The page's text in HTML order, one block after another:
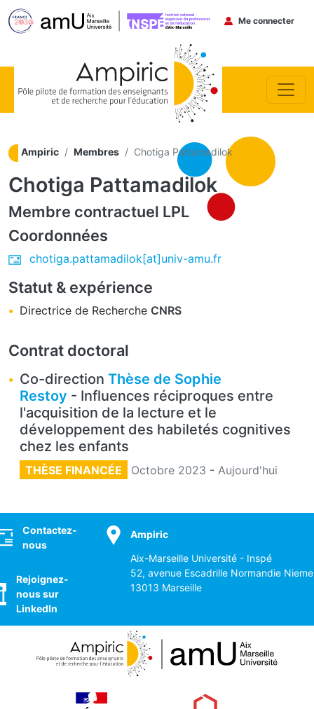
Menu du
Me connecter
Ampiric Membres Chotiga Pattamadilok
Chotiga Pattamadilok
Membre contractuel LPL
Coordonnées
chotiga.pattamadilok[at]univ-amu.fr
Statut & expérience
Directrice de Recherche CNRS
Contrat doctoral
Co-direction Thèse de Sophie
Restoy - Influences réciproques entre
l'acquisition de la lecture et le
développement des habiletés cognitives
chez les enfants
THÈSE FINANCÉE Octobre 2023 - Aujourd'hui
Contactez-
nous
Rejoignez-
nous sur
LinkedIn
Ampiric
Aix-Marseille Université - Inspé
52, avenue Escadrille Normandie
13013 Marseille